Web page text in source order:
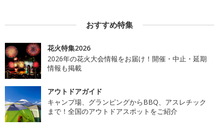
おすすめ特集
花火特集2026
2026年の花火大会情報をお届け！開催・中止・延期
情報も掲載
アウトドアガイド
キャンプ場、グランピングからBBQ、アスレチック
まで！全国のアウトドアスポットをご紹介